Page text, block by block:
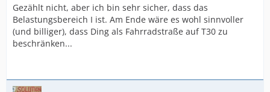
Gezählt nicht, aber ich bin sehr sicher, dass das
Belastungsbereich I ist. Am Ende wäre es wohl sinnvoller
(und billiger), dass Ding als Fahrradstraße auf T30 zu
beschränken...